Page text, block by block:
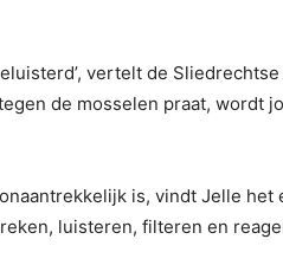
vertelt de
de mosselen praat, wordt
is, vindt Jelle het
luisteren, filteren en